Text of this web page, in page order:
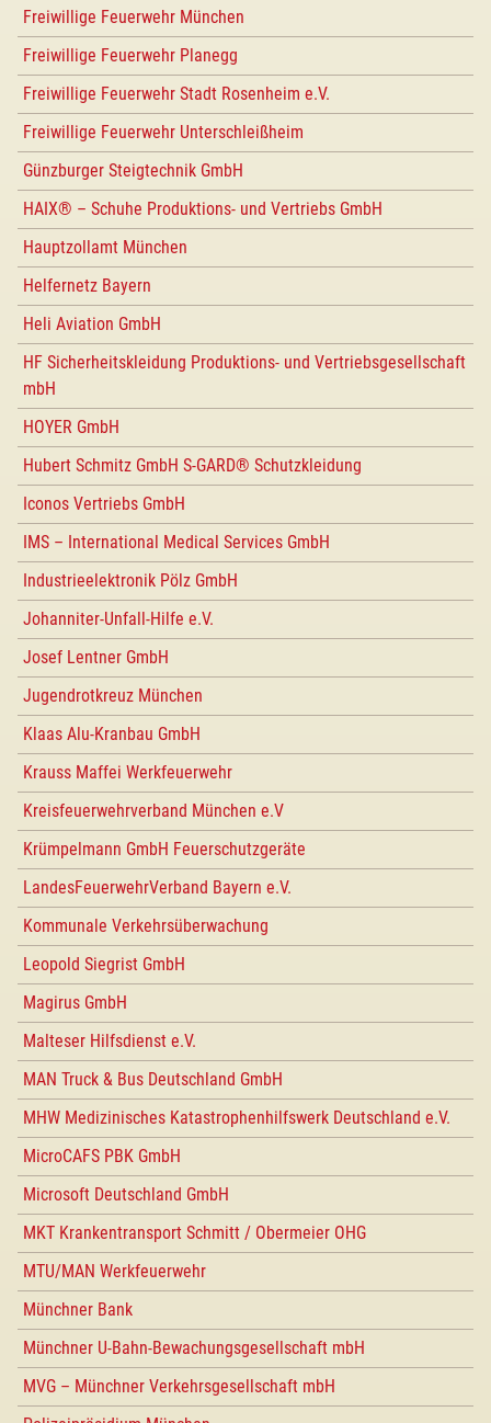
Freiwillige Feuerwehr München
Freiwillige Feuerwehr Planegg
Freiwillige Feuerwehr Stadt Rosenheim e.V.
Freiwillige Feuerwehr Unterschleißheim
Günzburger Steigtechnik GmbH
HAIX® – Schuhe Produktions- und Vertriebs GmbH
Hauptzollamt München
Helfernetz Bayern
Heli Aviation GmbH
HF Sicherheitskleidung Produktions- und Vertriebsgesellschaft
mbH
HOYER GmbH
Hubert Schmitz GmbH S-GARD® Schutzkleidung
Iconos Vertriebs GmbH
IMS – International Medical Services GmbH
Industrieelektronik Pölz GmbH
Johanniter-Unfall-Hilfe e.V.
Josef Lentner GmbH
Jugendrotkreuz München
Klaas Alu-Kranbau GmbH
Krauss Maffei Werkfeuerwehr
Kreisfeuerwehrverband München e.V
Krümpelmann GmbH Feuerschutzgeräte
LandesFeuerwehrVerband Bayern e.V.
Kommunale Verkehrsüberwachung
Leopold Siegrist GmbH
Magirus GmbH
Malteser Hilfsdienst e.V.
MAN Truck & Bus Deutschland GmbH
MHW Medizinisches Katastrophenhilfswerk Deutschland e.V.
MicroCAFS PBK GmbH
Microsoft Deutschland GmbH
MKT Krankentransport Schmitt / Obermeier OHG
MTU/MAN Werkfeuerwehr
Münchner Bank
Münchner U-Bahn-Bewachungsgesellschaft mbH
MVG – Münchner Verkehrsgesellschaft mbH